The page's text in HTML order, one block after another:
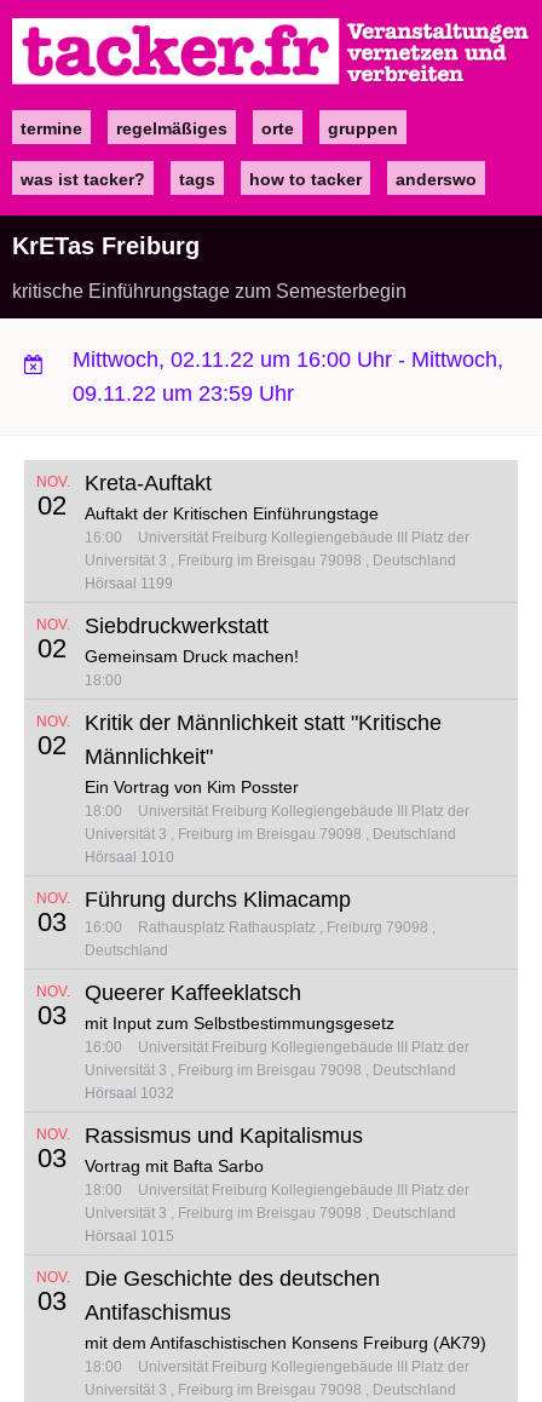
zum
Inhalt
Maintermine regelmäßiges orte gruppen
was ist tacker? tags how to tacker anderswo
KrETas Freiburg
kritische Einführungstage zum Semesterbegin
Mittwoch, 02.11.22 um 16:00 Uhr - Mittwoch,
09.11.22 um 23:59 Uhr
NOV.
02
Kreta-Auftakt
Auftakt der Kritischen Einführungstage
16:00 Universität Freiburg Kollegiengebäude III Platz der
Universität 3
Freiburg im Breisgau 79098
Deutschland
Hörsaal 1199
NOV.
02
Siebdruckwerkstatt
Gemeinsam Druck machen!
18:00
NOV.
02
Kritik der Männlichkeit statt "Kritische
Männlichkeit"
Ein Vortrag von Kim Posster
18:00 Universität Freiburg Kollegiengebäude III Platz der
Universität 3
Freiburg im Breisgau 79098
Deutschland
Hörsaal 1010
NOV.
03
Führung durchs Klimacamp
16:00 Rathausplatz Rathausplatz
Freiburg 79098
Deutschland
NOV.
03
Queerer Kaffeeklatsch
mit Input zum Selbstbestimmungsgesetz
16:00 Universität Freiburg Kollegiengebäude III Platz der
Universität 3
Freiburg im Breisgau 79098
Deutschland
Hörsaal 1032
NOV.
03
Rassismus und Kapitalismus
Vortrag mit Bafta Sarbo
18:00 Universität Freiburg Kollegiengebäude III Platz der
Universität 3
Freiburg im Breisgau 79098
Deutschland
Hörsaal 1015
NOV.
03
Die Geschichte des deutschen
Antifaschismus
mit dem Antifaschistischen Konsens Freiburg (AK79)
18:00 Universität Freiburg Kollegiengebäude III Platz der
Universität 3
Freiburg im Breisgau 79098
Deutschland